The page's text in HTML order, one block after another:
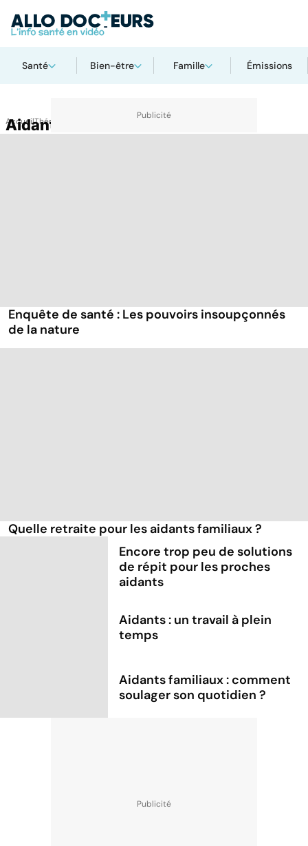
Santé Bien-être Famille Émissions
AccueilThématiques
Aidant familial
Enquête de santé : Les pouvoirs insoupçonnés
de la nature
Quelle retraite pour les aidants familiaux ?
Encore trop peu de solutions
de répit pour les proches
aidants
Aidants : un travail à plein
temps
Aidants familiaux : comment
soulager son quotidien ?